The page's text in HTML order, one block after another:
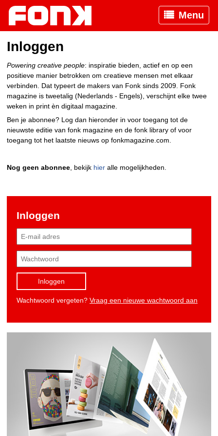
Menu
Inloggen
Powering creative people: inspiratie bieden, actief en op een
positieve manier betrokken om creatieve mensen met elkaar
verbinden. Dat typeert de makers van Fonk sinds 2009. Fonk
magazine is tweetalig (Nederlands - Engels), verschijnt elke twee
weken in print èn digitaal magazine.
Ben je abonnee? Log dan hieronder in voor toegang tot de
nieuwste editie van fonk magazine en de fonk library of voor
toegang tot het laatste nieuws op fonkmagazine.com.
Nog geen abonnee , bekijk hier alle mogelijkheden.
Inloggen
Inloggen
Wachtwoord vergeten? Vraag een nieuwe wachtwoord aan